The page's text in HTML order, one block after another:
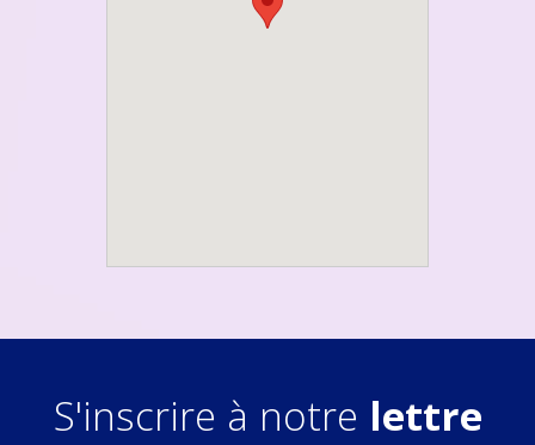
S'inscrire à notre lettre